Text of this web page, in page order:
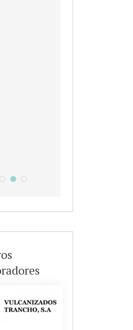
Campus de Verano en Laviada
Ven a pasarlo de miedooooooo
IX Campus Deportivo Gijón